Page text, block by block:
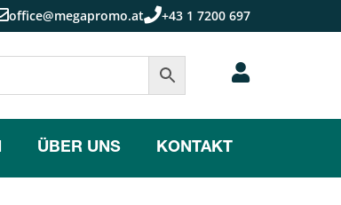
office@megapromo.at +43 1 7200 697
ÜBER UNS KONTAKT